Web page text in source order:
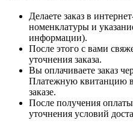
Делаете заказ в
номенклатуры и
информации).
После этого с вами
уточнения заказа.
Вы оплачиваете заказ
Платежную квитанцию
заказе.
После получения
уточнения условий